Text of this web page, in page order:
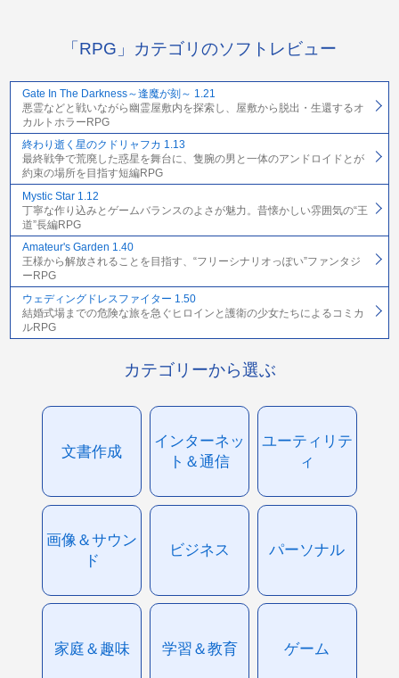
「RPG」カテゴリのソフトレビュー
Gate In The Darkness～逢魔が刻～ 1.21
悪霊などと戦いながら幽霊屋敷内を探索し、屋敷から脱出・生還するオ
カルトホラーRPG
終わり逝く星のクドリャフカ 1.13
最終戦争で荒廃した惑星を舞台に、隻腕の男と一体のアンドロイドとが
約束の場所を目指す短編RPG
Mystic Star 1.12
丁寧な作り込みとゲームバランスのよさが魅力。昔懐かしい雰囲気の“王
道”長編RPG
Amateur's Garden 1.40
王様から解放されることを目指す、“フリーシナリオっぽい”ファンタジ
ーRPG
ウェディングドレスファイター 1.50
結婚式場までの危険な旅を急ぐヒロインと護衛の少女たちによるコミカ
ルRPG
カテゴリーから選ぶ
文書作成
インターネッ
ト＆通信
ユーティリテ
ィ
画像＆サウン
ド
ビジネス パーソナル
家庭＆趣味 学習＆教育 ゲーム